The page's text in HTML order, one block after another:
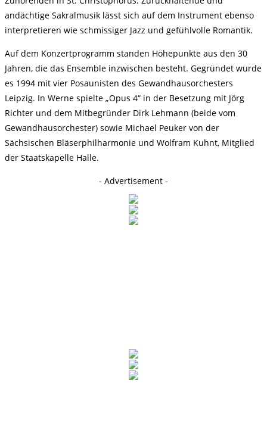
andächtige Sakralmusik lässt sich auf dem Instrument ebenso
interpretieren wie schmissiger Jazz und gefühlvolle Romantik.
Auf dem Konzertprogramm standen Höhepunkte aus den 30
Jahren, die das Ensemble inzwischen besteht. Gegründet wurde
es 1994 mit vier Posaunisten des Gewandhausorchesters
Leipzig. In Werne spielte „Opus 4“ in der Besetzung mit Jörg
Richter und dem Mitbegründer Dirk Lehmann (beide vom
Gewandhausorchester) sowie Michael Peuker von der
Sächsischen Bläserphilharmonie und Wolfram Kuhnt, Mitglied
der Staatskapelle Halle.
- Advertisement -